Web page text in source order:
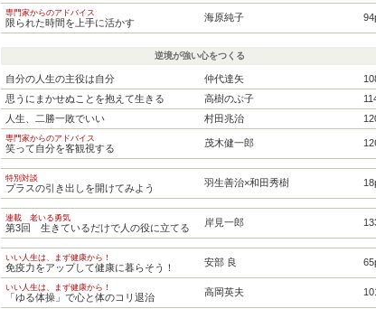
専門家からのアドバイス
限られた時間を上手に活かす 海原純子
逆境が強い心をつくる
自分の人生の主役は自分 仲代達矢
思うにまかせぬことを抱えて生きる
高樹のぶ子
人生、二勝一敗でいい
村田兆治
専門家からのアドバイス
笑って自分を客観視する 茂木健一郎
特別対談
プラスの引き出しを開けてみよう 羽生善治×和田秀樹
連載 老いる勇気
第3回 生きているだけで人の役に立てる 岸見一郎
いい人生は、まず健康から！
免疫力をアップして健康に暮らそう！ 安部 良
いい人生は、まず健康から！
「ゆる体操」で心と体のコリ退治 高岡英夫